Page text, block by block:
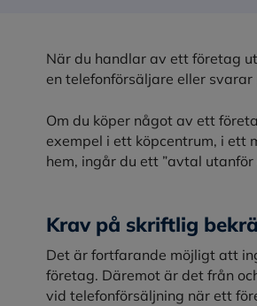
När du handlar av ett företag
en telefonförsäljare eller
Om du köper något av ett
exempel i ett köpcentrum, i ett
hem, ingår du ett ”avtal utanför
Krav på skriftlig
Det är fortfarande möjligt att
företag. Däremot är det från
vid telefonförsäljning när ett